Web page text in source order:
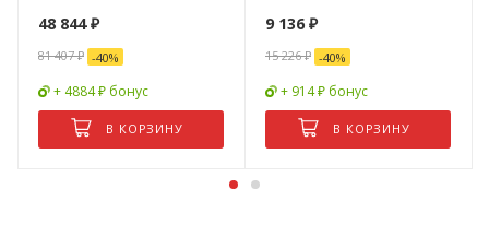
48 844₽
81 407₽ -40%
+ 4884 ₽ бонус
В КОРЗИНУ
9 136 ₽
15 226₽ -40%
+ 914 ₽ бонус
В КОРЗИНУ